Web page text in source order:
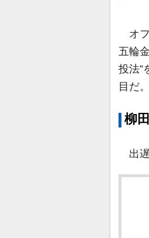
オフ
五輪
投法”
目だ。
柳
出遅